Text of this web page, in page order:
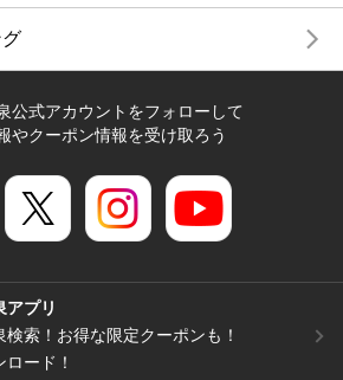
公式アカウントをフォローして
やクーポン情報を受け取ろう
アプリ
索！お得な限定クーポンも！
ード！